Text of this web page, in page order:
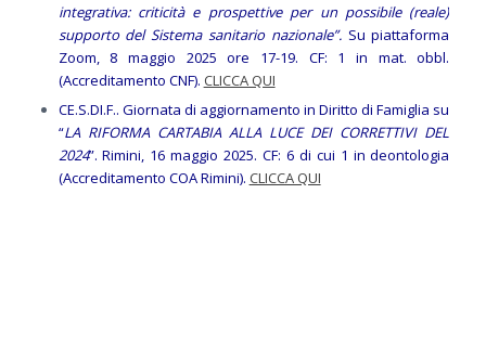
integrativa: criticità e prospettive per un possibile (reale)
supporto del Sistema sanitario nazionale”. Su piattaforma
Zoom, 8 maggio 2025 ore 17-19. CF: 1 in mat. obbl.
(Accreditamento CNF). CLICCA QUI
CE.S.DI.F.. Giornata di aggiornamento in Diritto di Famiglia su
“LA RIFORMA CARTABIA ALLA LUCE DEI CORRETTIVI DEL
2024”. Rimini, 16 maggio 2025. CF: 6 di cui 1 in deontologia
(Accreditamento COA Rimini). CLICCA QUI